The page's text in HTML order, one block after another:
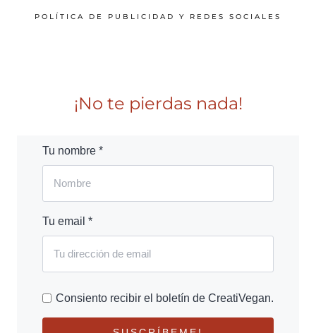
POLÍTICA DE PUBLICIDAD Y REDES SOCIALES
¡No te pierdas nada!
Tu nombre *
Tu email *
Consiento recibir el boletín de CreatiVegan.